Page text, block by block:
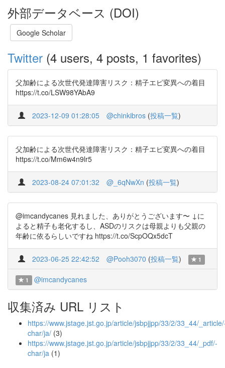
外部データベース (DOI)
Google Scholar
Twitter (4 users, 4 posts, 1 favorites)
父加齢による次世代発達障害リスク：精子エピ変異への着目
https://t.co/LSW98YAbA9
2023-12-09 01:28:05 @chinkibros (投稿一覧)
父加齢による次世代発達障害リスク：精子エピ変異への着目
https://t.co/Mm6w4n9lr5
2023-08-24 07:01:32 @_6qNwXn (投稿一覧)
@imcandycanes 見れました、ありがとうございます〜 ↓に
よると精子も老化するし、ASDのリスクは母親よりも父親の
年齢に依るらしいですね https://t.co/ScpOQx5dcT
2023-06-25 22:42:52 @Pooh3070 (投稿一覧) 1
1 @imcandycanes
収集済み URL リスト
https://www.jstage.jst.go.jp/article/jsbpjjpp/33/2/33_44/
char/ja/ (3)
https://www.jstage.jst.go.jp/article/jsbpjjpp/33/2/33_44/_pdf/-
char/ja (1)